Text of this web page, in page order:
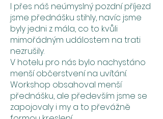
I přes náš neúmyslný pozdní příjezd
jsme přednášku stihly, navíc jsme
byly jedni z mála, co to kvůli
mimořádným událostem na trati
nezrušily.
V hotelu pro nás bylo nachystáno
menší občerstvení na uvítání.
Workshop obsahoval menší
přednášku, ale především jsme se
zapojovaly i my a to převážně